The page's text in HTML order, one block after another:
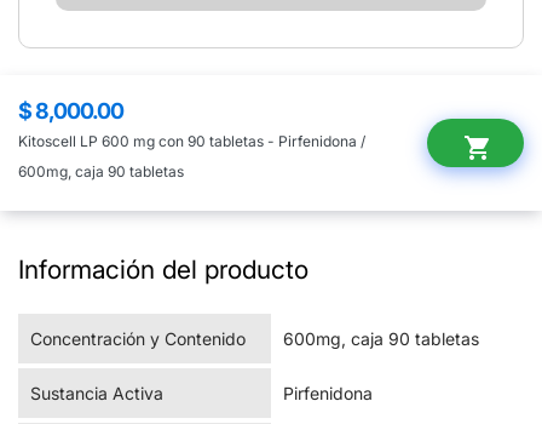
Precio
regular
$ 8,000.00
Kitoscell LP 600 mg con 90 tabletas - Pirfenidona /
600mg, caja 90 tabletas
shopping_cart
Información del producto
Concentración y Contenido 600mg, caja 90 tabletas
Sustancia Activa Pirfenidona